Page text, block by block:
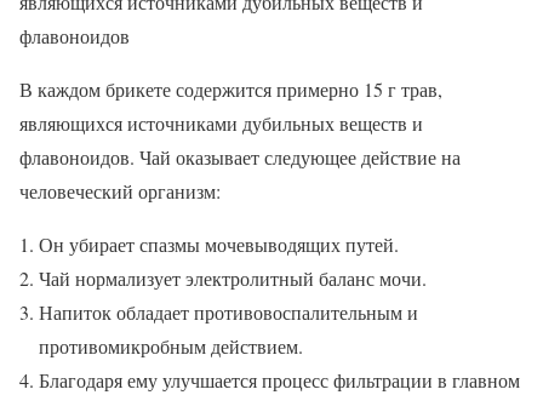
флавоноидов
В каждом брикете содержится примерно 15 г трав,
являющихся источниками дубильных веществ и
флавоноидов. Чай оказывает следующее действие на
человеческий организм:
Он убирает спазмы мочевыводящих путей.
Чай нормализует электролитный баланс мочи.
Напиток обладает противовоспалительным и
противомикробным действием.
Благодаря ему улучшается процесс фильтрации в главном